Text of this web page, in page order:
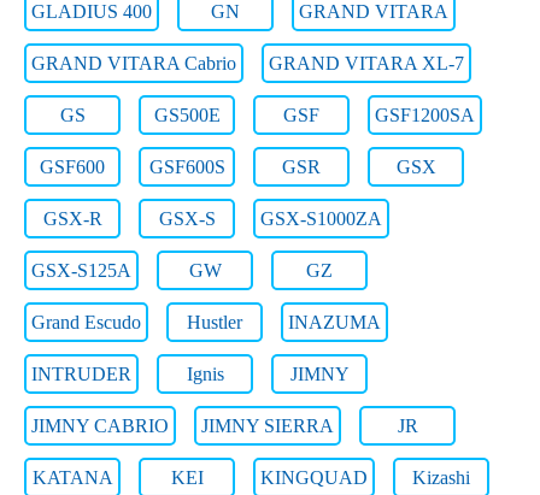
GLADIUS 400 GN GRAND VITARA
GRAND VITARA Cabrio GRAND VITARA XL-7
GS GS500E GSF GSF1200SA
GSF600 GSF600S GSR GSX
GSX-R GSX-S GSX-S1000ZA
GSX-S125A GW GZ
Grand Escudo Hustler INAZUMA
INTRUDER Ignis JIMNY
JIMNY CABRIO JIMNY SIERRA JR
KATANA KEI KINGQUAD Kizashi